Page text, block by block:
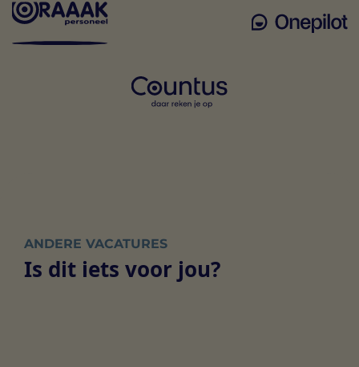
ANDERE VACATURES
Is dit iets voor jou?